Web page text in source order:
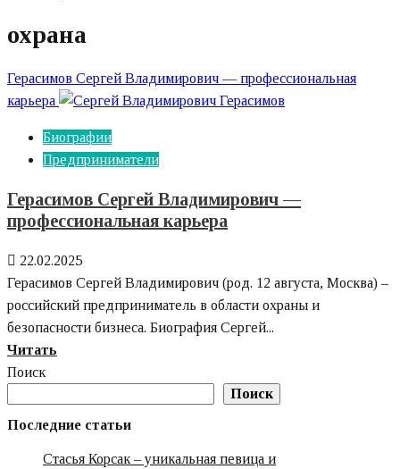
охрана
Герасимов Сергей Владимирович — профессиональная
карьера
Биографии
Предприниматели
Герасимов Сергей Владимирович —
профессиональная карьера
22.02.2025
Герасимов Сергей Владимирович (род. 12 августа, Москва) –
российский предприниматель в области охраны и
безопасности бизнеса. Биография Сергей...
Читать
Владимирович
Поиск
Поиск
Последние статьи
Стасья Корсак – уникальная певица и